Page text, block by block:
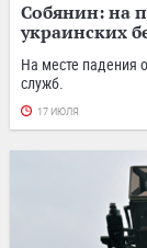
Собянин: на
украинских
На месте падения
служб.
17 ИЮЛЯ